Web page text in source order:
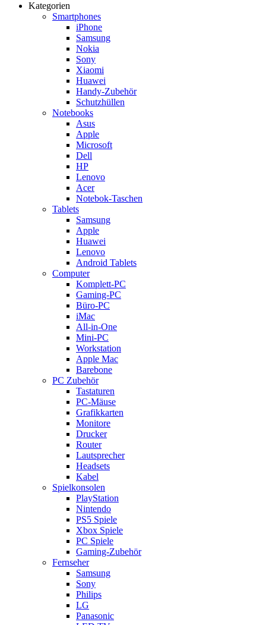
Kategorien
Smartphones
iPhone
Samsung
Nokia
Sony
Xiaomi
Huawei
Handy-Zubehör
Schutzhüllen
Notebooks
Asus
Apple
Microsoft
Dell
HP
Lenovo
Acer
Notebok-Taschen
Tablets
Samsung
Apple
Huawei
Lenovo
Android Tablets
Computer
Komplett-PC
Gaming-PC
Büro-PC
iMac
All-in-One
Mini-PC
Workstation
Apple Mac
Barebone
PC Zubehör
Tastaturen
PC-Mäuse
Grafikkarten
Monitore
Drucker
Router
Lautsprecher
Headsets
Kabel
Spielkonsolen
PlayStation
Nintendo
PS5 Spiele
Xbox Spiele
PC Spiele
Gaming-Zubehör
Fernseher
Samsung
Sony
Philips
LG
Panasonic